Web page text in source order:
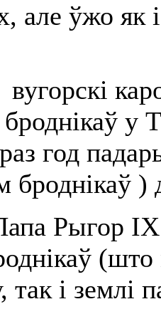
але ўжо як
у
год
броднікаў )
Рыгор IX
і землі